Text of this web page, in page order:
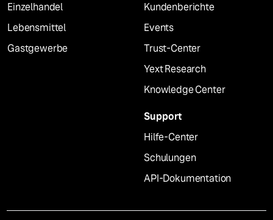
Einzelhandel
Lebensmittel
Gastgewerbe
Kundenberichte
Events
Trust-Center
Yext Research
Knowledge Center
Support
Hilfe-Center
Schulungen
API-Dokumentation